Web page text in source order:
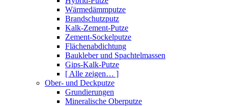
Wärmedämmputze
Brandschutzputz
Kalk-Zement-Putze
Zement-Sockelputze
Flächenabdichtung
Baukleber und Spachtelmassen
Gips-Kalk-Putze
[ Alle zeigen… ]
Ober- und Deckputze
Grundierungen
Mineralische Oberputze